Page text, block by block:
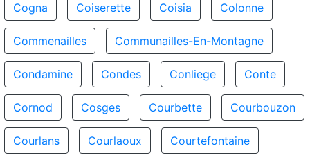
Cogna Coiserette Coisia Colonne
Commenailles Communailles-En-Montagne
Condamine Condes Conliege Conte
Cornod Cosges Courbette Courbouzon
Courlans Courlaoux Courtefontaine